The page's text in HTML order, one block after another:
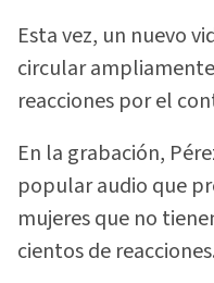
Esta vez, un nuevo
circular
reacciones por el
En la grabación,
popular audio que
mujeres que no
cientos de reacciones.